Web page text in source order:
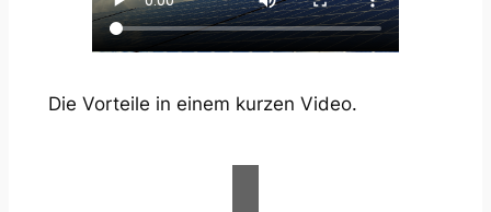
Die Vorteile in einem kurzen Video.